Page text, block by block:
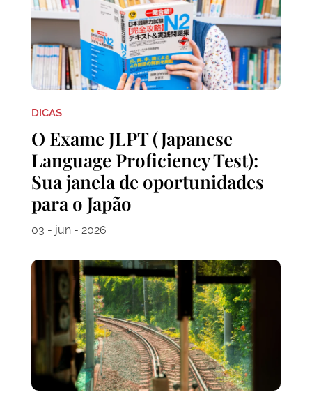
DICAS
O Exame JLPT (Japanese
Language Proficiency Test):
Sua janela de oportunidades
para o Japão
03 - jun - 2026